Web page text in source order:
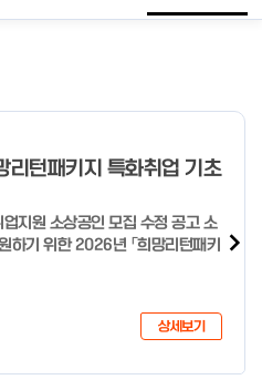
턴패키지 특화취업 기초
지원 소상공인 모집 수정 공고 소
하기 위한 2026년 「희망리턴패키
같이 공고합니다. '26.6.2(화)은
토가 불가함에 따라 기초교육
립니다. (6/3 모집 재개) □ 사업명:
지원대상: 폐업(예정) 소상공인
접수 가능 ** 기초교육 신청 가능
상세보기